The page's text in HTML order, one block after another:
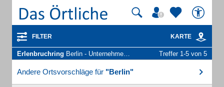
FILTER KARTE
Erlenbruchring Berlin - Unternehmen und Personen Treffer 1-5 von 5
Andere Ortsvorschläge für "Berlin"